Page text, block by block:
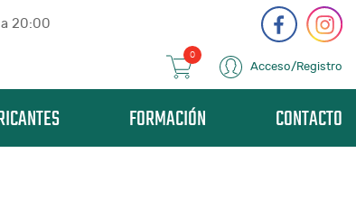
20:00
0
Acceso/Registro
FORMACIÓN CONTACTO